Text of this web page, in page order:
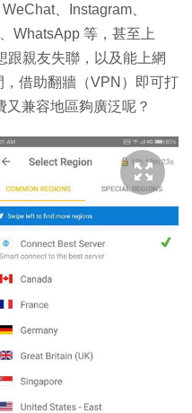
、Instagram、
WhatsApp 等，甚至上
跟親友失聯，以及能上網
借助翻牆（VPN）即可打
兼容地區夠廣泛呢？